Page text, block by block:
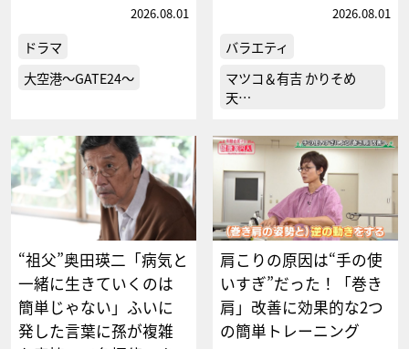
2026.08.01
ドラマ
大空港～GATE24～
2026.08.01
バラエティ
マツコ＆有吉 かりそめ
天…
“祖父”奥田瑛二「病気と
一緒に生きていくのは
簡単じゃない」ふいに
発した言葉に孫が複雑
肩こりの原因は“手の使
いすぎ”だった！「巻き
肩」改善に効果的な2つ
の簡単トレーニング